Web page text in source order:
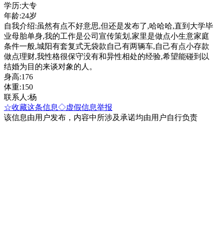
学历:大专
年龄:24岁
自我介绍:虽然有点不好意思,但还是发布了,哈哈哈,直到大学毕
业母胎单身,我的工作是公司宣传策划,家里是做点小生意家庭
条件一般,城阳有套复式无袋款自己有两辆车,自己有点小存款
做点理财,我性格很保守没有和异性相处的经验,希望能碰到以
结婚为目的来谈对象的人。
身高:176
体重:150
联系人:杨
☆收藏这条信息◇虚假信息举报
该信息由用户发布，内容中所涉及承诺均由用户自行负责